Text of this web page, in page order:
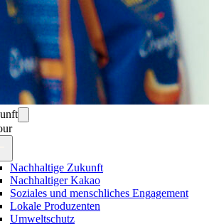
Nachhaltige Zukunft
Nachhaltiger Kakao
Soziales und menschliches Engagement
Lokale Produzenten
Umweltschutz